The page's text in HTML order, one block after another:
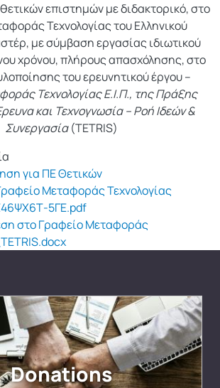
επιστημών με διδακτορικό, στο
Τεχνολογίας του Ελληνικού
με σύμβαση εργασίας ιδιωτικού
χρόνου, πλήρους απασχόλησης, στο
του ερευνητικού έργου –
Τεχνολογίας Ε.Ι.Π., της Πράξης
και Τεχνογνωσία – Ροή Ιδεών &
Συνεργασία(TETRIS)
για ΠΕ Θετικών
Μεταφοράς Τεχνολογίας
5ΓΕ.pdf
στο Γραφείο Μεταφοράς
Donations